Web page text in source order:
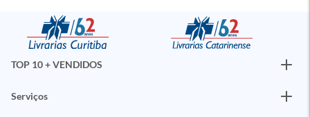
TOP 10 + VENDIDOS
Serviços